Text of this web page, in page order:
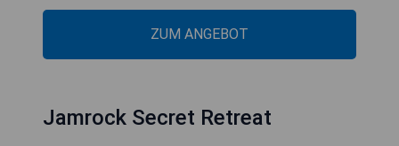
ZUM ANGEBOT
Jamrock Secret Retreat